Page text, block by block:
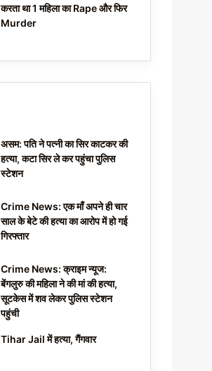
करता था 1 महिला का Rape और फिर
Murder
असम: पति ने पत्नी का सिर काटकर की
हत्या, कटा सिर ले कर पहुंचा पुलिस
स्टेशन
Crime News: एक माँ अपने ही चार
साल के बेटे की हत्या का आरोप में हो गई
गिरफ्तार
Crime News: क्राइम न्यूज:
बेंगलुरु की महिला ने की मां की हत्या,
सूटकेस में शव लेकर पुलिस स्टेशन
पहुंची
Tihar Jail में हत्या, गैंगवार